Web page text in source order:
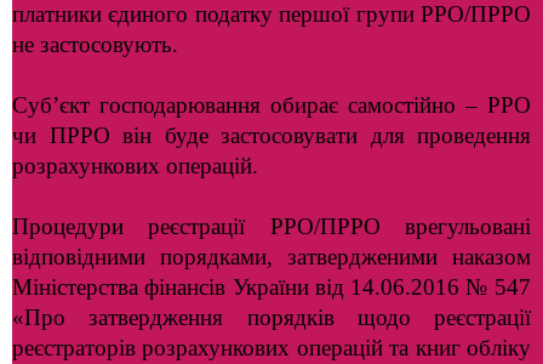
платники єдиного податку першої групи РРО/ПРРО
не застосовують.
Суб’єкт господарювання обирає самостійно – РРО
чи ПРРО він буде застосовувати для проведення
розрахункових операцій.
Процедури реєстрації РРО/ПРРО врегульовані
відповідними порядками, затвердженими наказом
Міністерства фінансів України від 14.06.2016 № 547
«Про затвердження порядків щодо реєстрації
реєстраторів розрахункових операцій та книг обліку